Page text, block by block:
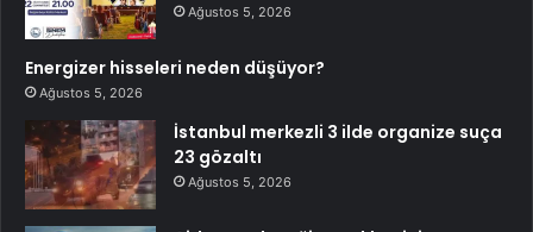
Ağustos 5, 2026
Energizer hisseleri neden düşüyor?
Ağustos 5, 2026
İstanbul merkezli 3 ilde organize suça
23 gözaltı
Ağustos 5, 2026